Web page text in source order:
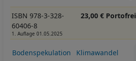
ISBN 978-3-328-
60406-8
1. Auflage 01.05.2025
23,00 € Portofrei
Bodenspekulation
Klimawandel